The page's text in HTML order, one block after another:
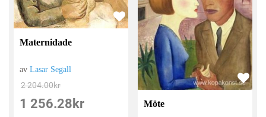
Maternidade
avLasar Segall
2 204.00kr
1 256.28 kr Möte